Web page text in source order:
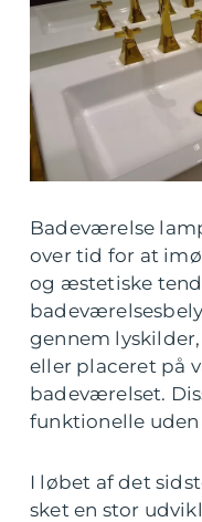
Badeværelse
over tid for at
og æstetiske
gennem
eller placeret på
badeværelset.
funktionelle
I løbet af det
sket en stor